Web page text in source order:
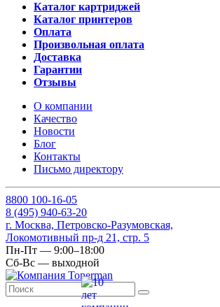
Каталог картриджей
Каталог принтеров
Оплата
Произвольная оплата
Доставка
Гарантии
Отзывы
О компании
Качество
Новости
Блог
Контакты
Письмо директору
8800 100-16-05
8 (495) 940-63-20
г. Москва, Петровско-Разумовская,
Локомотивный пр-д 21, стр. 5
Пн-Пт — 9:00–18:00
Сб-Вс — выходной